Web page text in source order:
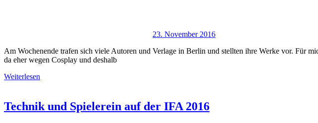
23. November 2016
Am Wochenende trafen sich viele Autoren und Verlage in Berlin und stellten ihre Werke vor. Für
da eher wegen Cosplay und deshalb
Weiterlesen
Technik und Spielerein auf der IFA 2016